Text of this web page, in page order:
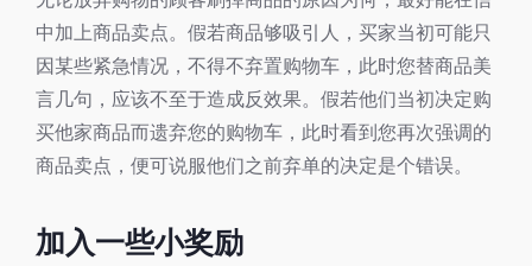
中加上商品卖点。假若商品够吸引人，买家当初可能只
因某些紧急情况，不得不弃置购物车，此时您替商品美
言几句，应该不至于造成反效果。假若他们当初决定购
买他家商品而遗弃您的购物车，此时看到您再次强调的
商品卖点，便可说服他们之前弃单的决定是个错误。
加入一些小奖励